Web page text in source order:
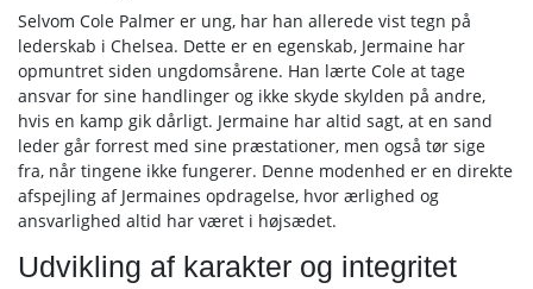
Selvom Cole Palmer er ung, har han allerede vist tegn på
lederskab i Chelsea. Dette er en egenskab, Jermaine har
opmuntret siden ungdomsårene. Han lærte Cole at tage
ansvar for sine handlinger og ikke skyde skylden på andre,
hvis en kamp gik dårligt. Jermaine har altid sagt, at en sand
leder går forrest med sine præstationer, men også tør sige
fra, når tingene ikke fungerer. Denne modenhed er en direkte
afspejling af Jermaines opdragelse, hvor ærlighed og
ansvarlighed altid har været i højsædet.
Udvikling af karakter og integritet